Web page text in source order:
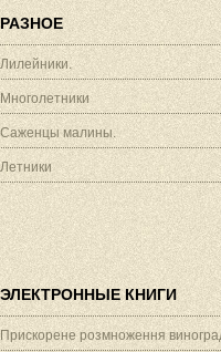
РАЗНОЕ
Лилейники.
Многолетники
Саженцы малины.
Летники
ЭЛЕКТРОННЫЕ КНИГИ
Прискорене розмноження